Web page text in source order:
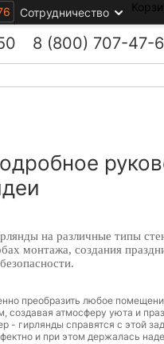
Сотрудничество
8 (800) 707-47-
на различные типы
монтажа, создания
преобразить любое
атмосферу уюта и
- гирлянды справятся с этой
и при этом держалась